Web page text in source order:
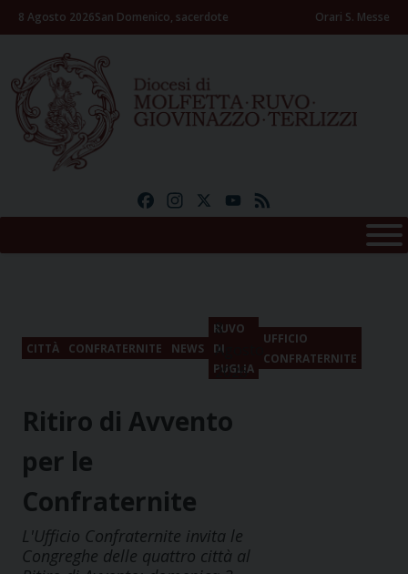
Skip8 Agosto 2026San Domenico, sacerdote Orari S. Messe
FacebookInstagramYouTube
CITTÀ CONFRATERNITE NEWS
RUVO
DI
PUGLIA
UFFICIO
CONFRATERNITE
8
Agosto
2026
Ritiro di Avvento
per le
Confraternite
L'Ufficio Confraternite invita le
Congreghe delle quattro città al